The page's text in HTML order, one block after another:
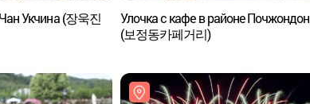
Укчина (장욱진
Улочка с кафе в районе Почжондон
(보정동카페거리)